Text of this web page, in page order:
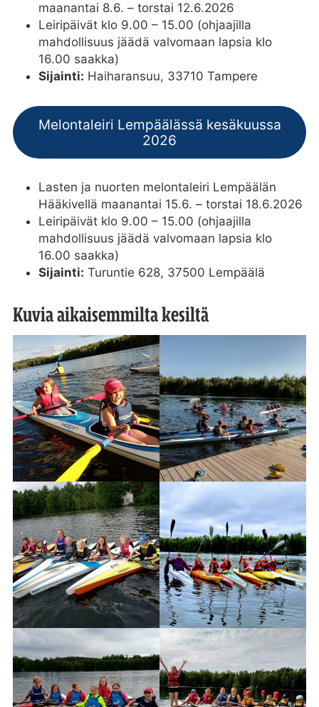
maanantai 8.6. – torstai 12.6.2026
Leiripäivät klo 9.00 – 15.00 (ohjaajilla
mahdollisuus jäädä valvomaan lapsia klo
16.00 saakka)
Sijainti: Haiharansuu, 33710 Tampere
Melontaleiri Lempäälässä kesäkuussa
2026
Lasten ja nuorten melontaleiri Lempäälän
Hääkivellä maanantai 15.6. – torstai 18.6.2026
Leiripäivät klo 9.00 – 15.00 (ohjaajilla
mahdollisuus jäädä valvomaan lapsia klo
16.00 saakka)
Sijainti: Turuntie 628, 37500 Lempäälä
Kuvia aikaisemmilta kesiltä